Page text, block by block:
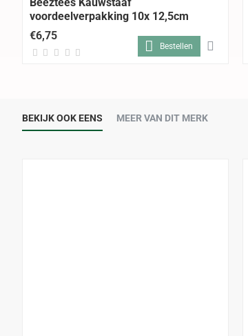
voordeelverpakking 10x 12,5cm
€6,75
Bestellen
BEKIJK OOK EENS MEER VAN DIT MERK